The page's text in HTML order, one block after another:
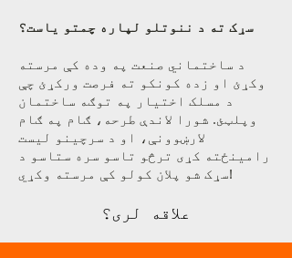
سړک ته د ننوتلو لپاره چمتو یاست؟
د ساختماني صنعت په وده کې مرسته
وکړئ او زده کونکو ته فرصت ورکړئ چې
د مسلک اختیار په توګه ساختمان
وپلټئ. شورا لاندې طرحه، ګام په ګام
لارښوونې، او د سرچینو لیست
رامینځته کړی ترڅو تاسو سره ستاسو د
سړک شو پلان کولو کې مرسته وکړي!
علاقه لری؟